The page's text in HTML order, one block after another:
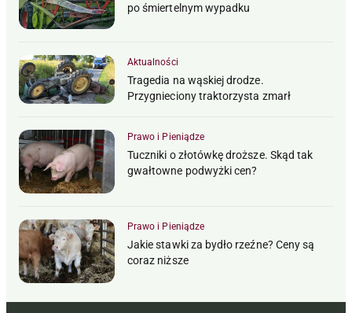
po śmiertelnym wypadku
Aktualności
Tragedia na wąskiej drodze.
Przygnieciony traktorzysta zmarł
Prawo i Pieniądze
Tuczniki o złotówkę droższe. Skąd tak
gwałtowne podwyżki cen?
Prawo i Pieniądze
Jakie stawki za bydło rzeźne? Ceny są
coraz niższe